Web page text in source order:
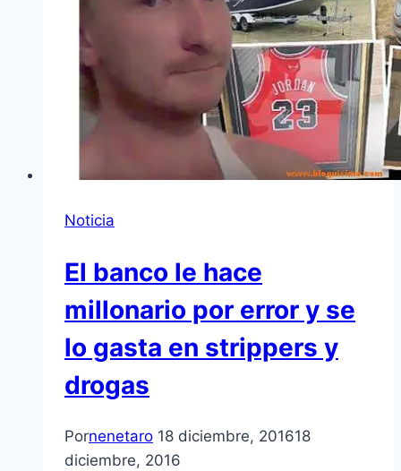
Noticia
El banco le hace
millonario por error y se
lo gasta en strippers y
drogas
Pornenetaro 18 diciembre, 201618
diciembre, 2016